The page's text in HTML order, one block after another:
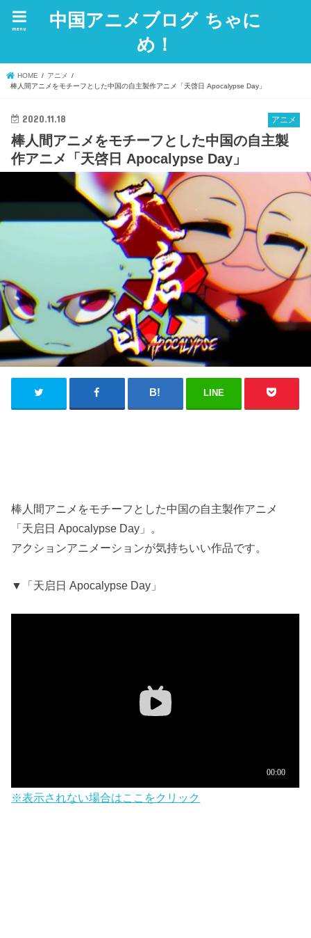
中国アニメブログ ちゃに
め！
menu
HOME
アニメ
棒人間アニメをモチーフとした中国の自主製作アニメ「天啓日 Apocalypse Day」
アニメ
2020.11.18
棒人間アニメをモチーフとした中国の自主製
作アニメ「天啓日 Apocalypse Day」
LINE
棒人間アニメをモチーフとした中国の自主製作アニメ
「天启日 Apocalypse Day」。
アクションアニメーションが気持ちいい作品です。
▼「天启日 Apocalypse Day」
※表示されない場合はここをクリック